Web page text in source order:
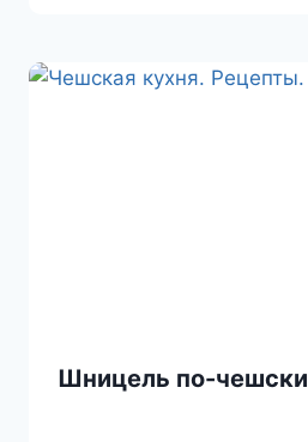
Шницель по-чешски